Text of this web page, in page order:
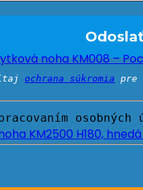
ochrana súkromia pre
noha KM008 –
KM2500 H180, hnedá